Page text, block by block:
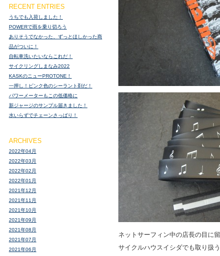
ネットサーフィン中の店長の目に
サイクルハウスイシダでも取り扱
RECENT ENTRIES
うちでも入荷しました！
POWERで雨を乗り切ろう
ありそうでなかった、ずっとほしかった商
品がついに！
自転車洗いたいならこれだ！
サイクリングしまなみ2022
KASKのニューPROTONE！
一押し！ピンク色のシーラント剤だ！
パワーメーターもこの低価格に
新ジャージのサンプル届きました！
水いらずでチェーンさっぱり！
ARCHIVES
2022年04月
2022年03月
2022年02月
2022年01月
2021年12月
2021年11月
2021年10月
2021年09月
2021年08月
2021年07月
2021年06月